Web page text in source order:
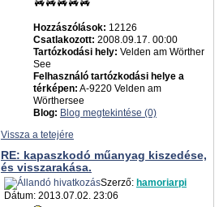
Hozzászólások: 12126
Csatlakozott: 2008.09.17. 00:00
Tartózkodási hely: Velden am Wörther
See
Felhasználó tartózkodási helye a
térképen: A-9220 Velden am
Wörthersee
Blog: Blog megtekintése (0)
Vissza a tetejére
RE: kapaszkodó műanyag kiszedése,
és visszarakása.
Szerző: hamoriarpi
Dátum: 2013.07.02. 23:06